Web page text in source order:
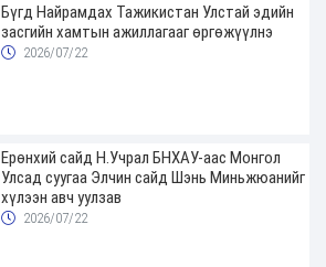
Бүгд Найрамдах Тажикистан Улстай эдийн
засгийн хамтын ажиллагааг өргөжүүлнэ
2026/07/22
Ерөнхий сайд Н.Учрал БНХАУ-аас Монгол
Улсад суугаа Элчин сайд Шэнь Миньжюанийг
хүлээн авч уулзав
2026/07/22